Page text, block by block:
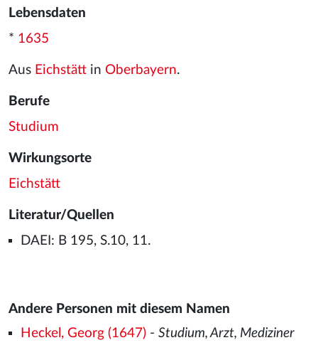
Lebensdaten
* 1635
Aus Eichstätt in Oberbayern.
Berufe
Studium
Wirkungsorte
Eichstätt
Literatur/Quellen
DAEI: B 195, S.10, 11.
Andere Personen mit diesem Namen
Heckel, Georg (1647)- Studium, Arzt, Mediziner